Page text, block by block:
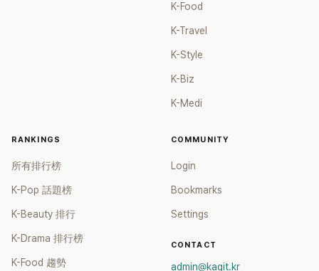
K-Food
K-Travel
K-Style
K-Biz
K-Medi
RANKINGS
所有排行榜
K-Pop 話題榜
K-Beauty 排行
K-Drama 排行榜
K-Food 趨勢
COMMUNITY
Login
Bookmarks
Settings
CONTACT
admin@kagit.kr